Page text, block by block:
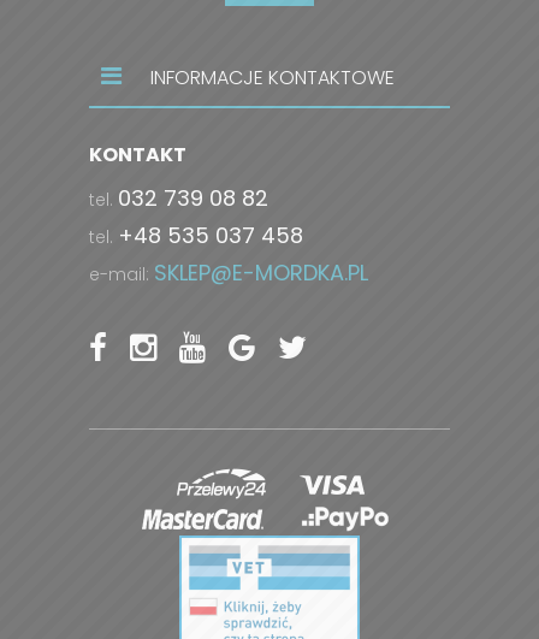
INFORMACJE KONTAKTOWE
KONTAKT
tel. 032 739 08 82
tel. +48 535 037 458
e-mail: SKLEP@E-MORDKA.PL